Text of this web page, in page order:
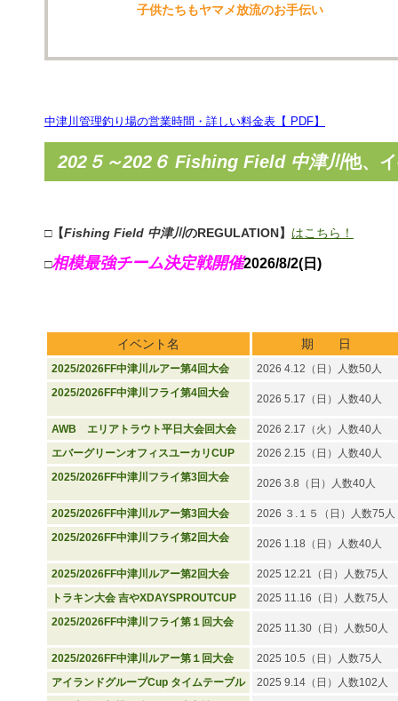
子供たちもヤマメ放流のお手伝い
中津川管理釣り場の営業時間・詳しい料金表【 PDF】
202５～202６ Fishing Field 中津川他、
□【Fishing Field 中津川のREGULATION】 はこちら！
□相模最強チーム決定戦開催2026/8/2(日)
イベント名 期 日
2025/2026FF中津川ルアー第4回大会
2026 4.12（日）人数50人
2025/2026FF中津川フライ第4回大会
2026 5.17（日）人数40人
AWB エリアトラウト平日大会回大会
2026 2.17（火）人数40人
エバーグリーンオフィスユーカリCUP
2026 2.15（日）人数40人
2025/2026FF中津川フライ第3回大会
2026 3.8（日）人数40人
2025/2026FF中津川ルアー第3回大会
2026 ３.１５（日）人数75人
2025/2026FF中津川フライ第2回大会
2026 1.18（日）人数40人
2025/2026FF中津川ルアー第2回大会
2025 12.21（日）人数75人
トラキン大会 吉やXDAYSPROUTCUP
2025 11.16（日）人数75人
2025/2026FF中津川フライ第１回大会
2025 11.30（日）人数50人
2025/2026FF中津川ルアー第１回大会
2025 10.5（日）人数75人
アイランドグループCup タイムテーブル
2025 9.14（日）人数102人